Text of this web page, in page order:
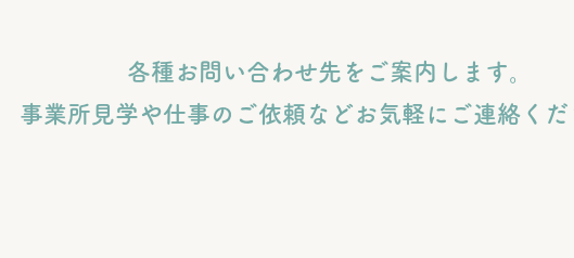
各種お問い合わせ先をご案内します。
事業所見学や仕事のご依頼などお気軽にご連絡く